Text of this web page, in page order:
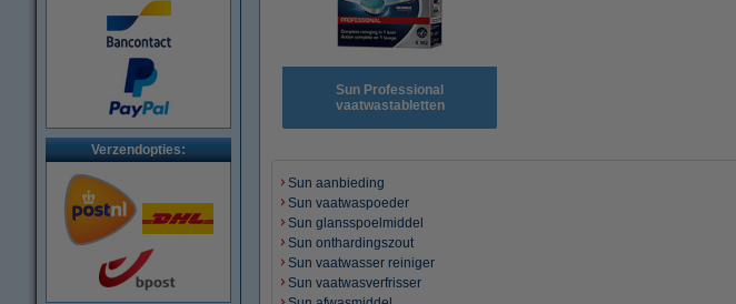
Verzendopties:
Sun Professional
vaatwastabletten
Sun aanbieding
Sun vaatwaspoeder
Sun glansspoelmiddel
Sun onthardingszout
Sun vaatwasser reiniger
Sun vaatwasverfrisser